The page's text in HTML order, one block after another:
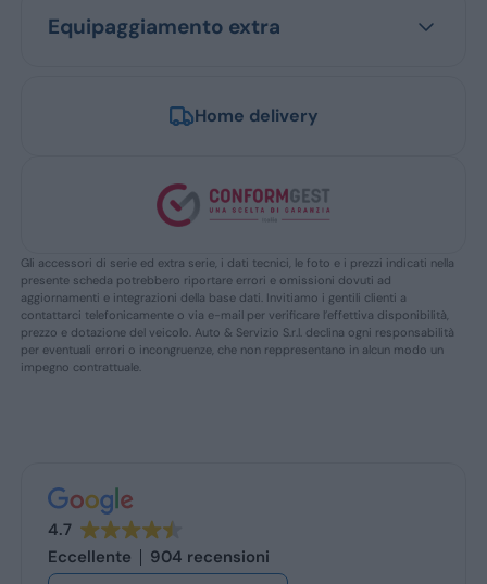
Equipaggiamento extra
Home delivery
Gli accessori di serie ed extra serie, i dati tecnici, le foto e i prezzi indicati nella
presente scheda potrebbero riportare errori e omissioni dovuti ad
aggiornamenti e integrazioni della base dati. Invitiamo i gentili clienti a
contattarci telefonicamente o via e-mail per verificare l’effettiva disponibilità,
prezzo e dotazione del veicolo. Auto & Servizio S.r.l. declina ogni responsabilità
per eventuali errori o incongruenze, che non reppresentano in alcun modo un
impegno contrattuale.
4.7
Eccellente
904 recensioni